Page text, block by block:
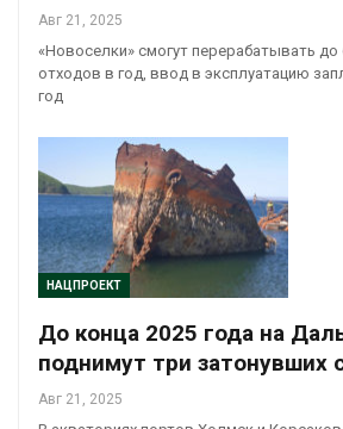
Авг 21, 2025
«Новоселки» смогут перерабатывать до
отходов в год, ввод в эксплуатацию
год
НАЦПРОЕКТ
До конца 2025 года на
поднимут три затонувших
Авг 21, 2025